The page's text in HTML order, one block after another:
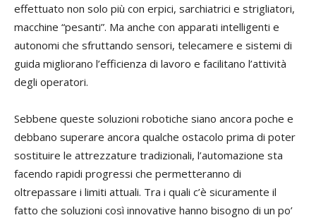
effettuato non solo più con erpici, sarchiatrici e strigliatori,
macchine “pesanti”. Ma anche con apparati intelligenti e
autonomi che sfruttando sensori, telecamere e sistemi di
guida migliorano l’efficienza di lavoro e facilitano l’attività
degli operatori.
Sebbene queste soluzioni robotiche siano ancora poche e
debbano superare ancora qualche ostacolo prima di poter
sostituire le attrezzature tradizionali, l’automazione sta
facendo rapidi progressi che permetteranno di
oltrepassare i limiti attuali. Tra i quali c’è sicuramente il
fatto che soluzioni così innovative hanno bisogno di un po’